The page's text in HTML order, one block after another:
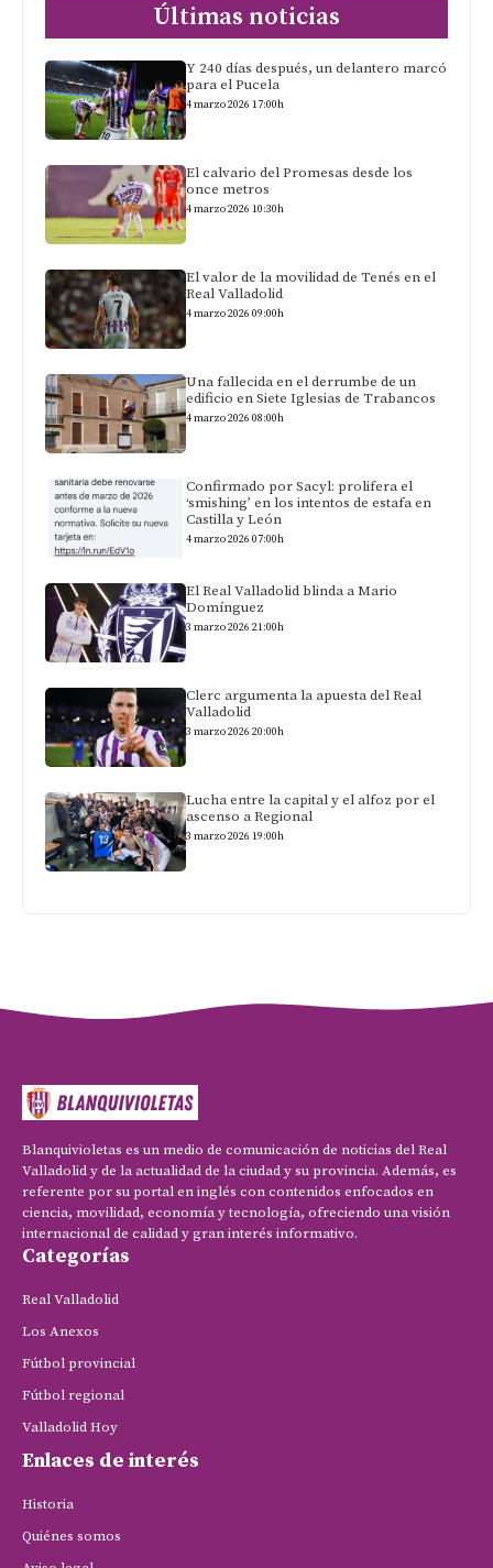
Últimas noticias
Y 240 días después, un delantero marcó
para el Pucela
4 marzo 2026 17:00h
El calvario del Promesas desde los
once metros
4 marzo 2026 10:30h
El valor de la movilidad de Tenés en el
Real Valladolid
4 marzo 2026 09:00h
Una fallecida en el derrumbe de un
edificio en Siete Iglesias de Trabancos
4 marzo 2026 08:00h
Confirmado por Sacyl: prolifera el
‘smishing’ en los intentos de estafa en
Castilla y León
4 marzo 2026 07:00h
El Real Valladolid blinda a Mario
Domínguez
3 marzo 2026 21:00h
Clerc argumenta la apuesta del Real
Valladolid
3 marzo 2026 20:00h
Lucha entre la capital y el alfoz por el
ascenso a Regional
3 marzo 2026 19:00h
Blanquivioletas es un medio de comunicación de noticias del Real
Valladolid y de la actualidad de la ciudad y su provincia. Además, es
referente por su portal en inglés con contenidos enfocados en
ciencia, movilidad, economía y tecnología, ofreciendo una visión
internacional de calidad y gran interés informativo.
Categorías
Real Valladolid
Los Anexos
Fútbol provincial
Fútbol regional
Valladolid Hoy
Enlaces de interés
Historia
Quiénes somos